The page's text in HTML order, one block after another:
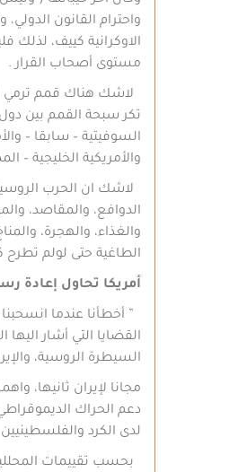
واحترام القانون
الاوكرانية كييف، لذلك
مستوى أصحاب القرار .
لاشك هناك قمم ترمي
تكر سبحة القمم بين دول
السوفيتية – سابقا –
والأمريكية الخليجية –
لاشك ان الحرب
الدوافع، والمقاصد،
والغذاء، والهجرة،
الطاغية حتى لولم تطرح
أمريكا تحاول إعادة
” أخطأنا عندما
القضايا التي أشار
السيطرة الروسية،
مجانا لإيران ثانيها،
دعم الحراك
لدى الكرد
بحسب تقييمات